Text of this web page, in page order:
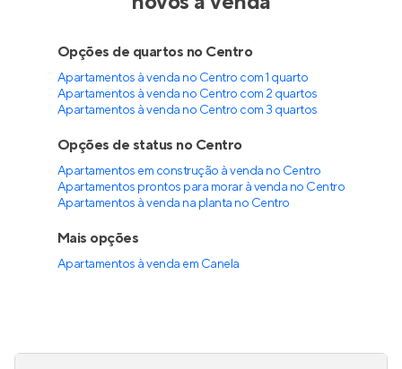
Opções de quartos no Centro
Apartamentos à venda no Centro com 1 quarto
Apartamentos à venda no Centro com 2 quartos
Apartamentos à venda no Centro com 3 quartos
Opções de status no Centro
Apartamentos em construção à venda no Centro
Apartamentos prontos para morar à venda no Centro
Apartamentos à venda na planta no Centro
Mais opções
Apartamentos à venda em Canela